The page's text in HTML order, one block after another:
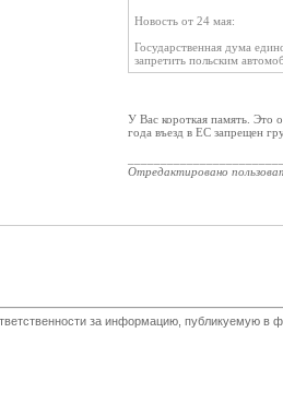
Новость от 24 мая:
Государственная дума
запретить польским
У Вас короткая память. Это
года въезд в ЕС запрещен
Отредактировано
за информацию, публикуемую